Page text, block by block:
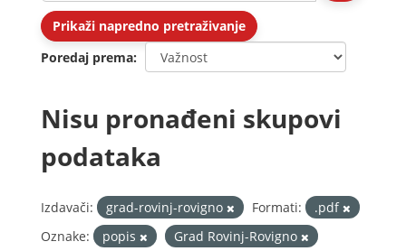
Prikaži napredno pretraživanje
Poredaj prema
Nisu pronađeni skupovi
podataka
Izdavači: grad-rovinj-rovigno Formati:
.pdf
Oznake:
popis
Grad Rovinj-Rovigno